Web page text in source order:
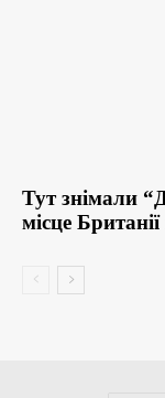
Тут знімали
місце